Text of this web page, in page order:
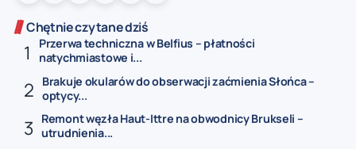
Chętnie czytane dziś
Przerwa techniczna w Belfius – płatności
natychmiastowe i...
Brakuje okularów do obserwacji zaćmienia Słońca –
optycy...
Remont węzła Haut-Ittre na obwodnicy Brukseli –
utrudnienia...